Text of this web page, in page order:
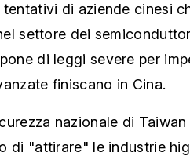
tentativi di aziende cinesi
settore dei
di leggi severe per
finiscano in Cina.
nazionale di
di "attirare" le industrie